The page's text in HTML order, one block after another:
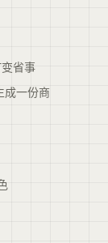
省事
成一份商